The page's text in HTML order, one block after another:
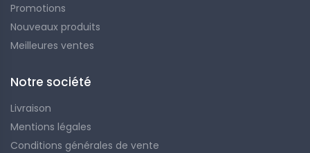
Promotions
Nouveaux produits
Meilleures ventes
Notre société
Livraison
Mentions légales
Conditions générales de vente